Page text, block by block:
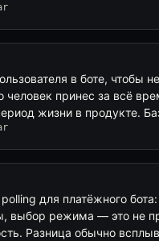
в боте, чтобы
человек принес за всё
жизни в продукте.
для платёжного
выбор режима — это не
Разница обычно